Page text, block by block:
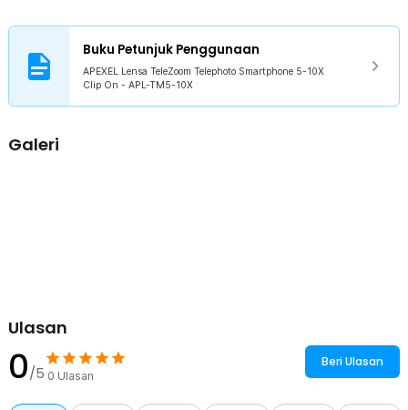
dengan sebagian besar smartphone populer seperti iPhone,
clip memastikan posisi lensa tetap sejajar dengan kamera utama
sehingga pemasangan lebih stabil dan praktis tanpa perlu alat
tambahan. Cocok digunakan untuk content creator maupun
pengguna casual yang ingin upgrade kualitas kamera HP dengan
1 x Panduan Penggunaan
Buku Petunjuk Penggunaan
APEXEL Lensa TeleZoom Telephoto Smartphone 5-10X
Clip On - APL-TM5-10X
Galeri
Ulasan
0/5 0 Ulasan
Beri Ulasan